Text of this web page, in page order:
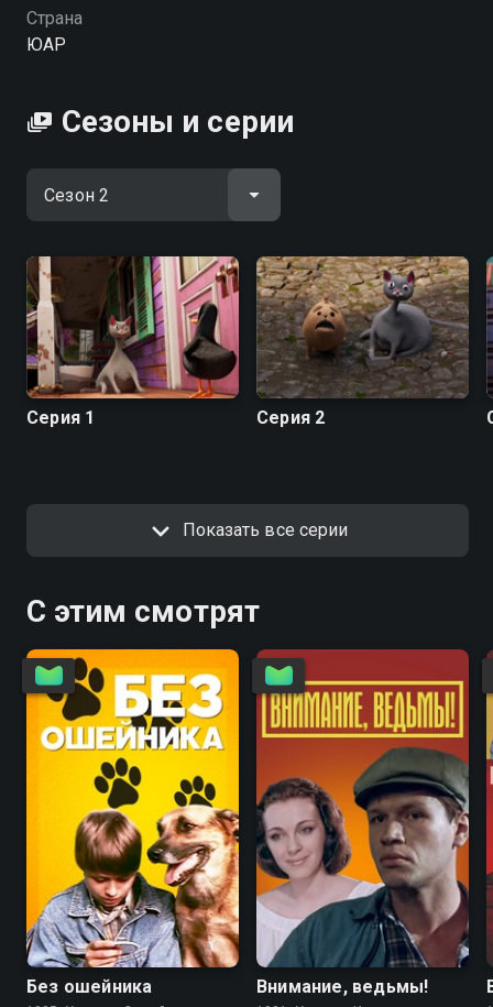
Посмотреть онлайн 2 сезон сериала Лапша и
Страна
ЮАР
Сезоны и серии
Серия 1 Серия 2
Показать все серии
С этим смотрят
6.7 4.6
Без ошейника
5.6
Внимание, ведьмы!